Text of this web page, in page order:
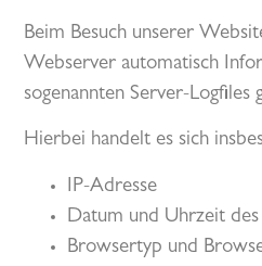
Beim Besuch unserer
Webserver automatisch
sogenannten Server-Logfiles
Hierbei handelt es sich
IP-Adresse
Datum und Uhrzeit
Browsertyp und